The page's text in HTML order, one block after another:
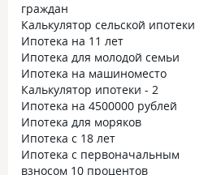
граждан
Калькулятор сельской ипотеки
Ипотека на 11 лет
Ипотека для молодой семьи
Ипотека на машиноместо
Калькулятор ипотеки - 2
Ипотека на 4500000 рублей
Ипотека для моряков
Ипотека с 18 лет
Ипотека с первоначальным
взносом 10 процентов